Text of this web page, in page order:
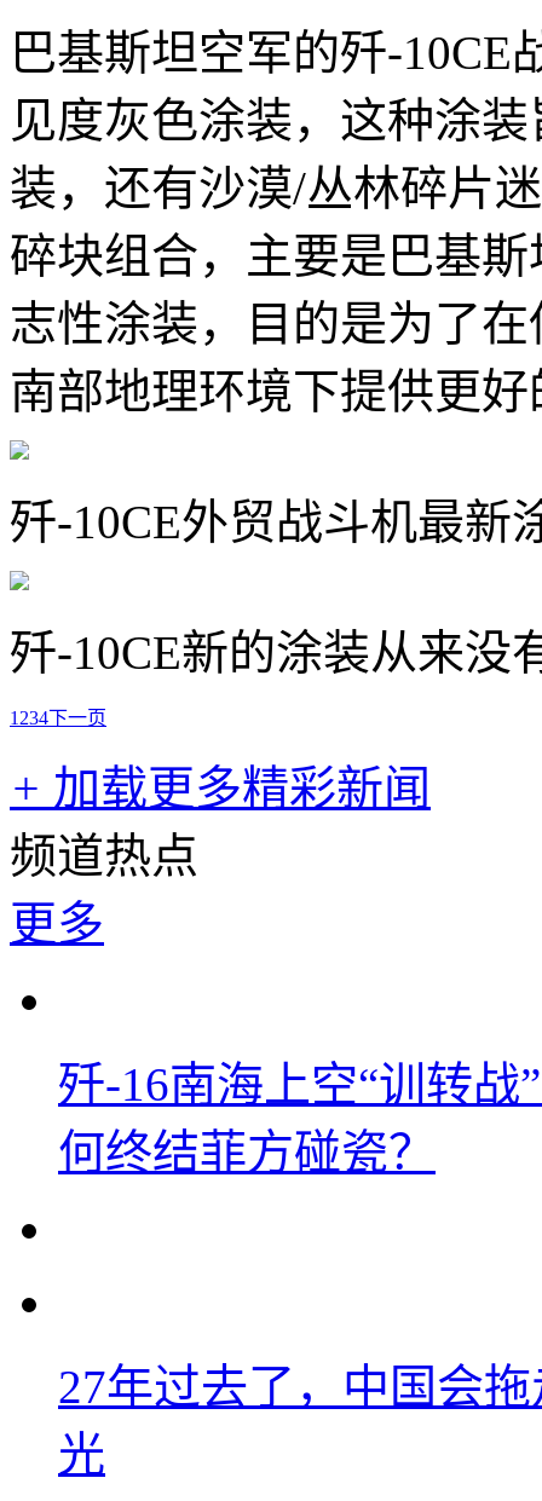
巴基斯坦空军的歼-
见度灰色涂装，这种涂
装，还有沙漠/丛林碎片
碎块组合，主要是巴基
志性涂装，目的是为了
南部地理环境下提供更
歼-10CE外贸战斗机最新
歼-10CE新的涂装从来没
1 234下一页
+ 加载更多精彩新闻
频道热点
更多
歼-16南海上空“训转
何终结菲方碰瓷？
27年过去了，中国会
光